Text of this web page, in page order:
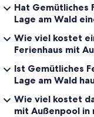
Hat Gemütliches
Lage am Wald
Wie viel kostet
Ferienhaus mit
Ist Gemütliches
Lage am Wald
Wie viel kostet
mit Außenpool in